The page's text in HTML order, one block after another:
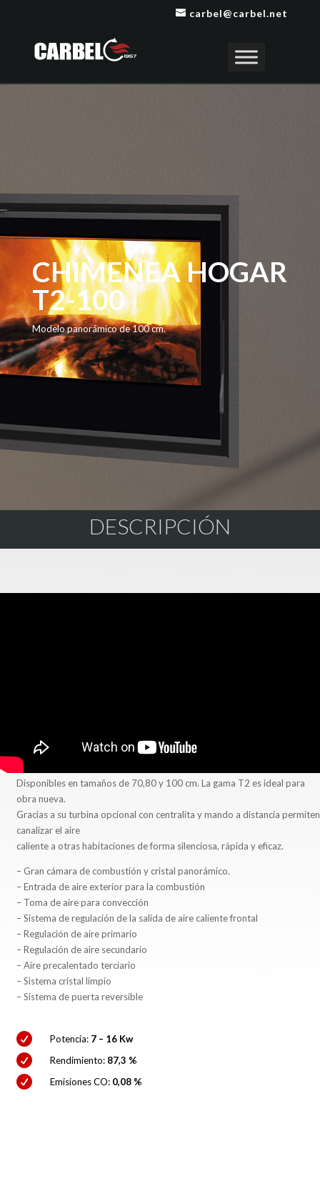
carbel@carbel.net
CHIMENEA HOGAR
T2-100
Modelo panorámico de 100 cm.
DESCRIPCIÓN
Disponibles en tamaños de 70,80 y 100 cm. La gama T2 es ideal para
obra nueva.
Gracias a su turbina opcional con centralita y mando a distancia permiten
canalizar el aire
caliente a otras habitaciones de forma silenciosa, rápida y eficaz.
– Gran cámara de combustión y cristal panorámico.
– Entrada de aire exterior para la combustión
– Toma de aire para convección
– Sistema de regulación de la salida de aire caliente frontal
– Regulación de aire primario
– Regulación de aire secundario
– Aire precalentado terciario
– Sistema cristal limpio
– Sistema de puerta reversible
 Potencia: 7 – 16 Kw
 Rendimiento: 87,3 %
 Emisiones CO: 0,08 %